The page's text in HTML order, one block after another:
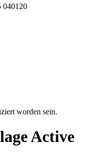
worden sein.
Active